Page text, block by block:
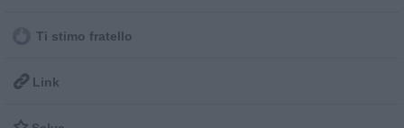
Ti stimo fratello
 Link